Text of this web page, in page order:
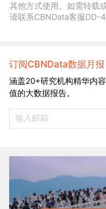
其他方式使用。如需转载
请联系CBNData客服DD-
订阅CBNData数据月报
涵盖20+研究机构精华内
值的大数据报告。